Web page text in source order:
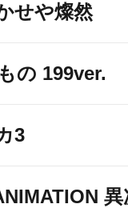
せや燦然
の 199ver.
3